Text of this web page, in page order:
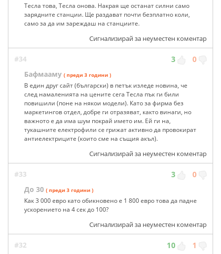
Тесла това, Тесла онова. Накрая ще останат силни само
зарядните станции. Ще раздават почти безплатно коли,
само за да им зареждаш на станциите.
Сигнализирай за неуместен коментар
#34 3 0
Бафмааму ( преди 3 години )
В един друг сайт (български) в петък изледе новина, че
след намаленията на цените сега Тесла пък ги били
повишили (поне на някои модели). Като за фирма без
маркетингов отдел, добре ги отразяват, както винаги, но
важното е да има шум покрай името им. Ей ги на,
тукашните електрофили се грижат активно да провокират
антиелектриците (които сме на същия акъл).
Сигнализирай за неуместен коментар
#33 3 0
До 30 ( преди 3 години )
Как 3 000 евро като обикновено е 1 800 евро това да падне
ускорението на 4 сек до 100?
Сигнализирай за неуместен коментар
#32 10 1